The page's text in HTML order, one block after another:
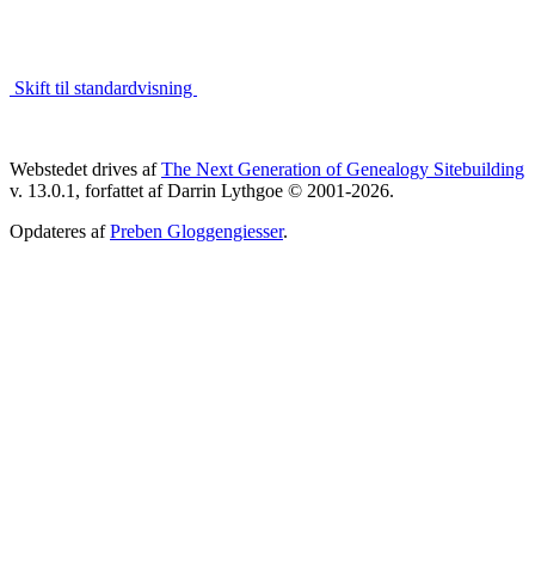
Skift til standardvisning
Webstedet drives afThe Next Generation of Genealogy Sitebuilding
v. 13.0.1, forfattet af Darrin Lythgoe © 2001-2026.
Opdateres afPreben Gloggengiesser.